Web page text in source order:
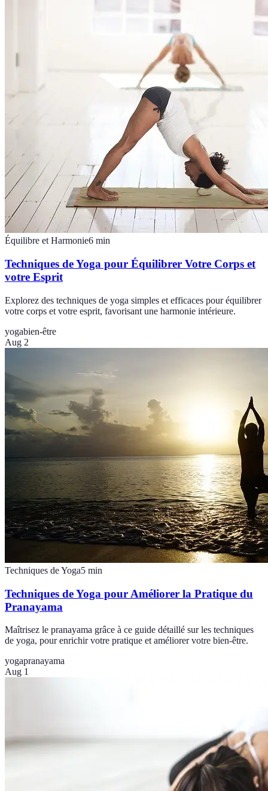
Équilibre et Harmonie6 min
Techniques de Yoga pour Équilibrer Votre Corps et
votre Esprit
Explorez des techniques de yoga simples et efficaces pour équilibrer
votre corps et votre esprit, favorisant une harmonie intérieure.
yogabien-être
Aug 2
Techniques de Yoga5 min
Techniques de Yoga pour Améliorer la Pratique du
Pranayama
Maîtrisez le pranayama grâce à ce guide détaillé sur les techniques
de yoga, pour enrichir votre pratique et améliorer votre bien-être.
yogapranayama
Aug 1